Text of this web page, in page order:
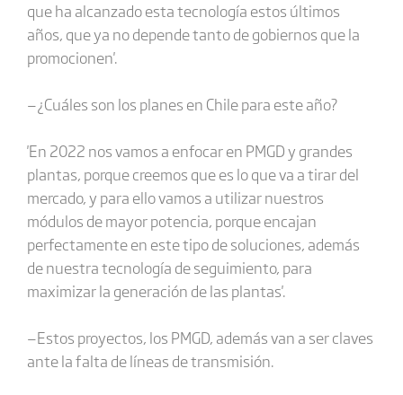
que ha alcanzado esta tecnología estos últimos
años, que ya no depende tanto de gobiernos que la
promocionen'.
—¿Cuáles son los planes en Chile para este año?
'En 2022 nos vamos a enfocar en PMGD y grandes
plantas, porque creemos que es lo que va a tirar del
mercado, y para ello vamos a utilizar nuestros
módulos de mayor potencia, porque encajan
perfectamente en este tipo de soluciones, además
de nuestra tecnología de seguimiento, para
maximizar la generación de las plantas'.
—Estos proyectos, los PMGD, además van a ser claves
ante la falta de líneas de transmisión.